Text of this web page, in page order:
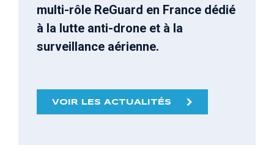
multi-rôle ReGuard en France dédié
à la lutte anti-drone et à la
surveillance aérienne.
VOIR LES ACTUALITÉS